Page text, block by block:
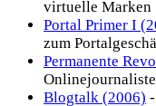
virtuelle Marken
Portal Primer I
zum
Permanente
Blogtalk (2006)